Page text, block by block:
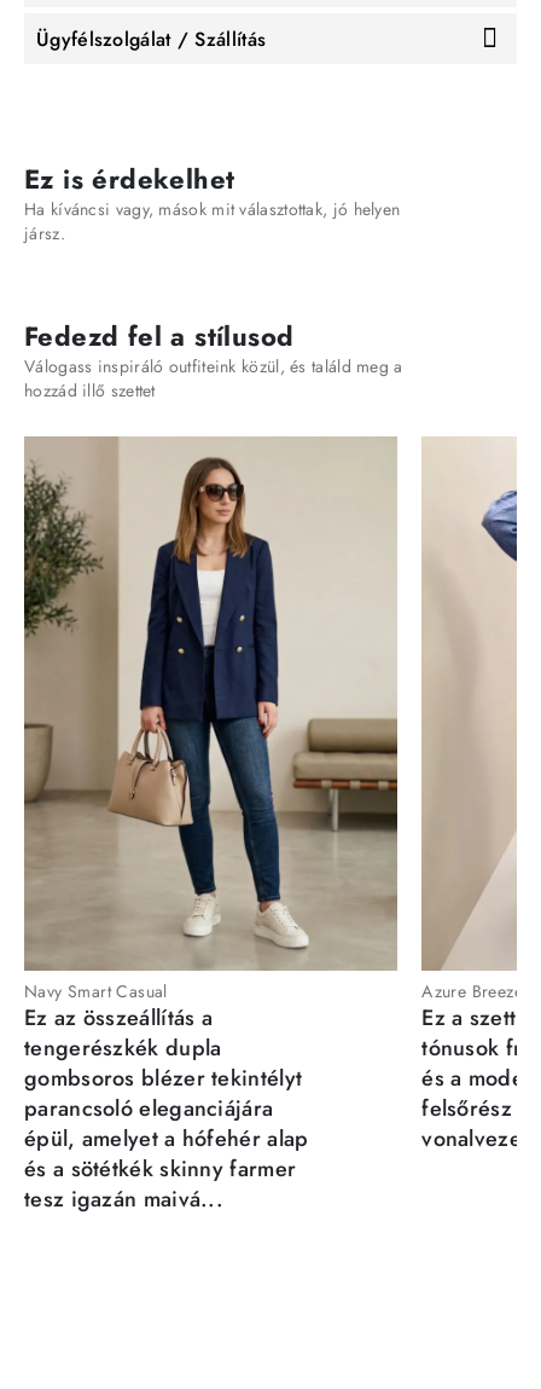
Ügyfélszolgálat / Szállítás
Ez is érdekelhet
Ha kíváncsi vagy, mások mit választottak, jó helyen
jársz.
Fedezd fel a stílusod
Válogass inspiráló outfiteink közül, és találd meg a
hozzád illő szettet
Navy Smart Casual
Ez az összeállítás a
tengerészkék dupla
gombsoros blézer tekintélyt
parancsoló eleganciájára
épül, amelyet a hófehér alap
és a sötétkék skinny farmer
tesz igazán maivá...
Azure Breeze
Ez a szett
tónusok
és a
felsőrész